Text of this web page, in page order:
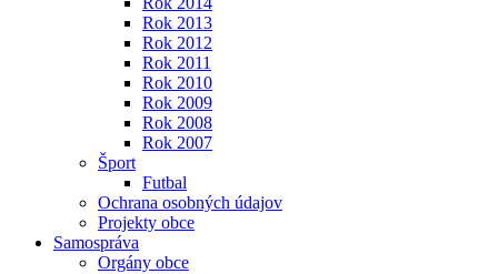
Rok 2013
Rok 2012
Rok 2011
Rok 2010
Rok 2009
Rok 2008
Rok 2007
Šport
Futbal
Ochrana osobných údajov
Projekty obce
Samospráva
Orgány obce